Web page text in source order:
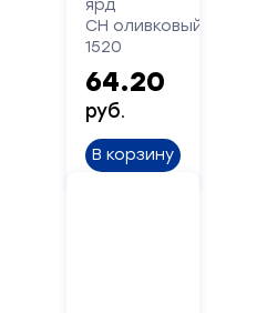
ярд
СН оливковый
1520
64.20
руб.
В корзину